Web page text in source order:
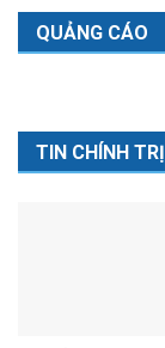
QUẢNG CÁO
TIN CHÍNH TRỊ